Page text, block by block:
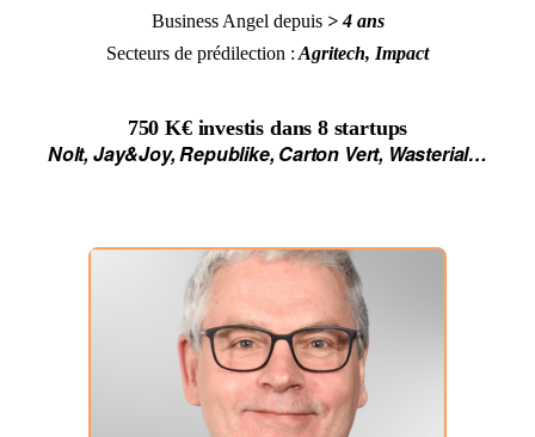
Business Angel depuis > 4 ans
Secteurs de prédilection : Agritech, Impact
750 K€investis dans 8 startups
Nolt, Jay&Joy, Republike, Carton Vert, Wasterial…